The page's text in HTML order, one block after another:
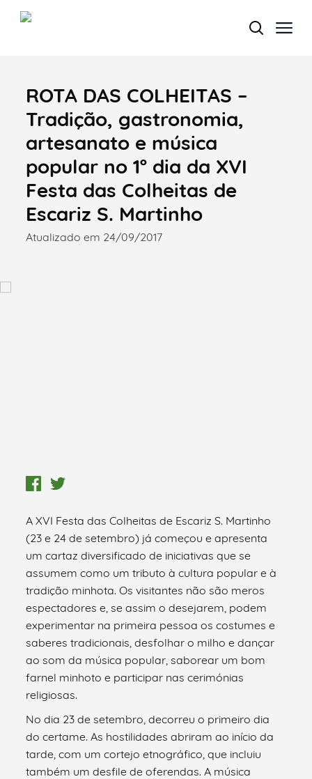
Termo de Pesquisa
Categorias gerais
ROTA DAS COLHEITAS –
Tradição, gastronomia,
artesanato e música
popular no 1º dia da XVI
Festa das Colheitas de
Escariz S. Martinho
Atualizado em 24/09/2017
A XVI Festa das Colheitas de Escariz S. Martinho
(23 e 24 de setembro) já começou e apresenta
um cartaz diversificado de iniciativas que se
assumem como um tributo à cultura popular e à
tradição minhota. Os visitantes não são meros
espectadores e, se assim o desejarem, podem
experimentar na primeira pessoa os costumes e
saberes tradicionais, desfolhar o milho e dançar
ao som da música popular, saborear um bom
farnel minhoto e participar nas cerimónias
religiosas.
No dia 23 de setembro, decorreu o primeiro dia
do certame. As hostilidades abriram ao início da
tarde, com um cortejo etnográfico, que incluiu
também um desfile de oferendas. A música